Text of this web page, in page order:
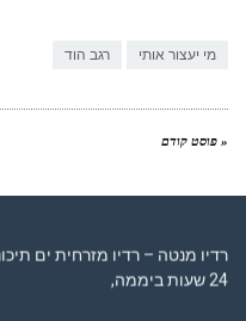
מי יעצור אותי רגב הוד
« פוסט קודם
רדיו מנטה – רדיו מזרחית ים
24 שעות ביממה,